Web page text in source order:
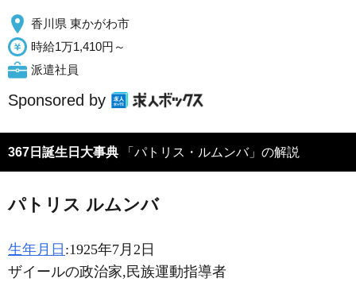
香川県 東かがわ市
時給1万1,410円～
派遣社員
Sponsored by
367日誕生日大事典 「パトリス・ルムンバ」の解説
パトリス ルムンバ
生年月日 :1925年7月2日
ザイールの政治家,民族運動指導者